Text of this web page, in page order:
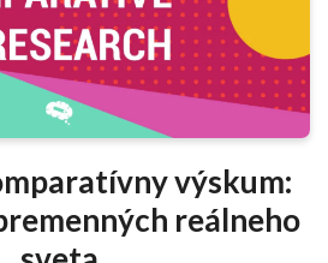
výskum:
reálneho